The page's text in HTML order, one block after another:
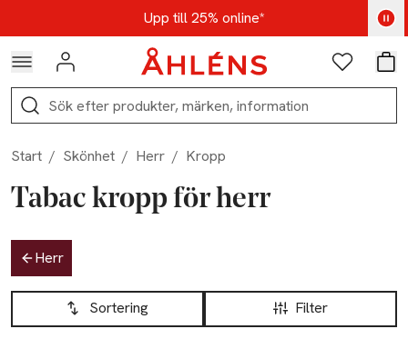
Hoppa till navigationsmenynUpp till 25% online*
Kod: AUG25 - Shoppa nu
Logga in Favoriter
Sök
Start / Skönhet / Herr / Kropp
Tabac kropp för herr
Hoppa till produktsidan
Herr
Hoppa till produktsidan
Filter
Sortering
Lista över produkter